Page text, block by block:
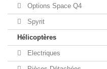
Options Space Q4
Spyrit
Hélicoptères
Electriques